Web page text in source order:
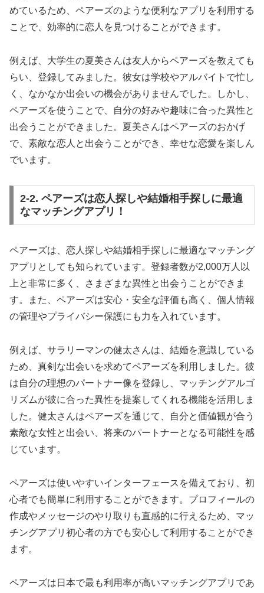
めているため、ペアーズのような便利なアプリを利用する
ことで、効率的に恋人を見つけることができます。
例えば、大学生の夏美さんは友人からペアーズを教えても
らい、登録してみました。彼女は学校やアルバイトで忙し
く、なかなか出会いの機会がありませんでした。しかし、
ペアーズを使うことで、自分の好みや趣味に合った異性と
出会うことができました。夏美さんはペアーズのおかげ
で、素敵な恋人と出会うことができ、幸せな恋愛を楽しん
でいます。
2-2. ペアーズは恋人探しや結婚相手探しに最適
なマッチングアプリ！
ペアーズは、恋人探しや結婚相手探しに最適なマッチング
アプリとしても知られています。登録者数が2,000万人以
上と非常に多く、さまざまな異性と出会うことができま
す。また、ペアーズは安心・安全な評価も高く、個人情報
の管理やプライバシー保護にも力を入れています。
例えば、サラリーマンの健太さんは、結婚を意識している
ため、真剣な出会いを求めてペアーズを利用しました。彼
は自分の理想のパートナー像を登録し、マッチングアルゴ
リズムが彼に合った異性を提案してくれる機能を活用しま
した。健太さんはペアーズを通じて、自分と価値観が合う
素敵な女性と出会い、将来のパートナーとなる可能性を感
じています。
ペアーズは使いやすいインターフェースを備えており、初
心者でも簡単に利用することができます。プロフィールの
作成やメッセージのやり取りも直感的に行えるため、マッ
チングアプリ初心者の方でも安心して利用することができ
ます。
ペアーズは日本で最も利用率が高いマッチングアプリであ